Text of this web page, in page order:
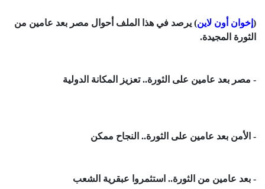
( إخوان أون لاين) يرصد في هذا الملف أحوال مصر بعد عامين من
الثورة المجيدة.
- مصر بعد عامين على الثورة.. تعزيز المكانة الدولية
- الأمن بعد عامين على الثورة.. النجاح ممكن
- بعد عامين من الثورة.. استثمروا عبقرية الشعب